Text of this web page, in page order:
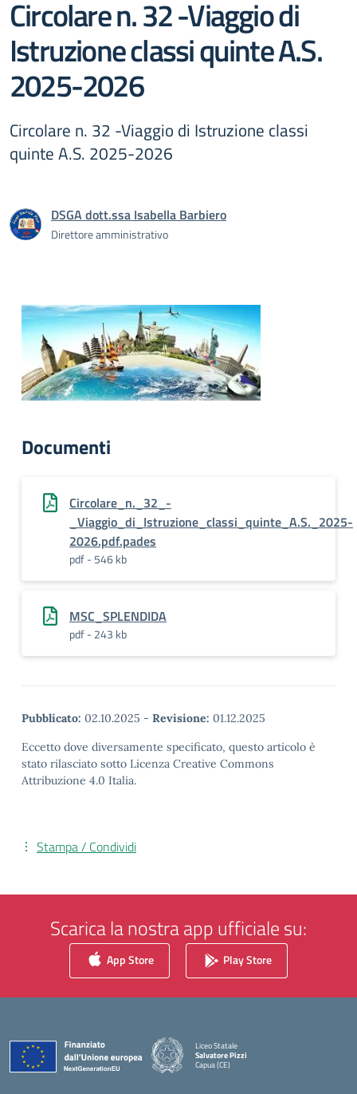
Circolare n. 32 -Viaggio di
Istruzione classi quinte A.S.
2025-2026
Circolare n. 32 -Viaggio di Istruzione classi
quinte A.S. 2025-2026
DSGA dott.ssa Isabella Barbiero
Direttore amministrativo
Documenti
Circolare_n._32_-
_Viaggio_di_Istruzione_classi_quinte_A.S._2025-
2026.pdf.pades
pdf - 546 kb
MSC_SPLENDIDA
pdf - 243 kb
Pubblicato: 02.10.2025 - Revisione: 01.12.2025
Eccetto dove diversamente specificato, questo articolo è
stato rilasciato sotto Licenza Creative Commons
Attribuzione 4.0 Italia.
Stampa / Condividi
Scarica la nostra app ufficiale su:
App Store Play Store
Liceo Statale
Salvatore Pizzi
Capua (CE)
— Visita la pagina iniziale della scuola